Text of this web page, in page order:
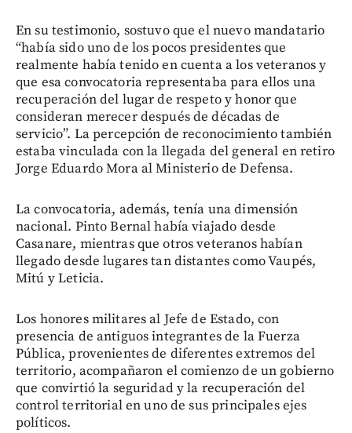
En su testimonio, sostuvo que el nuevo mandatario
“había sido uno de los pocos presidentes que
realmente había tenido en cuenta a los veteranos y
que esa convocatoria representaba para ellos una
recuperación del lugar de respeto y honor que
consideran merecer después de décadas de
servicio”. La percepción de reconocimiento también
estaba vinculada con la llegada del general en retiro
Jorge Eduardo Mora al Ministerio de Defensa.
La convocatoria, además, tenía una dimensión
nacional. Pinto Bernal había viajado desde
Casanare, mientras que otros veteranos habían
llegado desde lugares tan distantes como Vaupés,
Mitú y Leticia.
Los honores militares al Jefe de Estado, con
presencia de antiguos integrantes de la Fuerza
Pública, provenientes de diferentes extremos del
territorio, acompañaron el comienzo de un gobierno
que convirtió la seguridad y la recuperación del
control territorial en uno de sus principales ejes
políticos.